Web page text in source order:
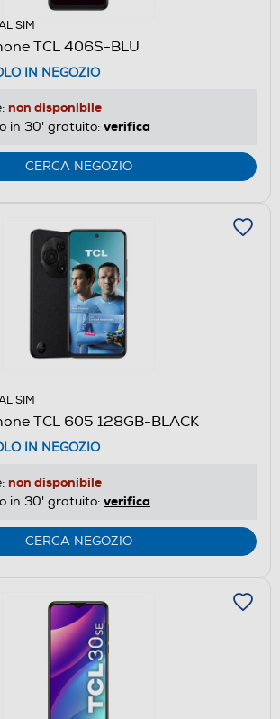
SIM
TCL 406S-BLU
IN NEGOZIO
non disponibile
in 30' gratuito: verifica
CERCA NEGOZIO
SIM
TCL 605 128GB-BLACK
IN NEGOZIO
non disponibile
in 30' gratuito: verifica
CERCA NEGOZIO